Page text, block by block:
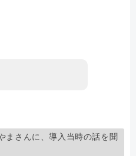
まさんに、導入当時の話を聞